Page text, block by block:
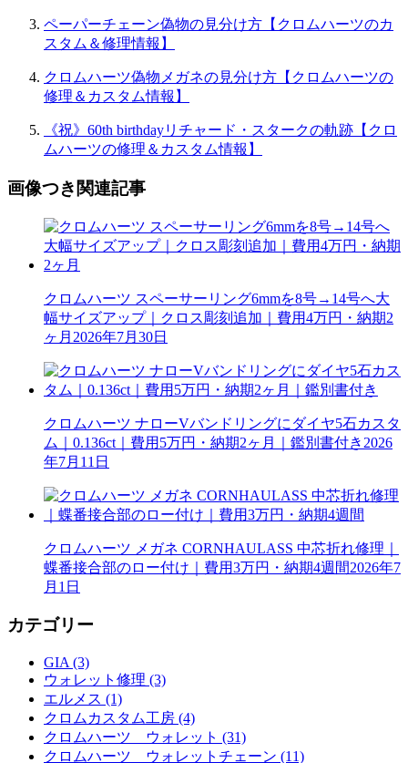
ペーパーチェーン偽物の見分け方【クロムハーツのカ
スタム＆修理情報】
クロムハーツ偽物メガネの見分け方【クロムハーツの
修理＆カスタム情報】
《祝》60th birthdayリチャード・スタークの軌跡【クロ
ムハーツの修理＆カスタム情報】
画像つき関連記事
クロムハーツ スペーサーリング6mmを8号→14号へ大
幅サイズアップ｜クロス彫刻追加｜費用4万円・納期2
ヶ月 2026年7月30日
クロムハーツ ナローVバンドリングにダイヤ5石カスタ
ム｜0.136ct｜費用5万円・納期2ヶ月｜鑑別書付き 2026
年7月11日
クロムハーツ メガネ CORNHAULASS 中芯折れ修理｜
蝶番接合部のロー付け｜費用3万円・納期4週間2026年7
月1日
カテゴリー
GIA (3)
ウォレット修理 (3)
エルメス (1)
クロムカスタム工房 (4)
クロムハーツ ウォレット (31)
クロムハーツ ウォレットチェーン (11)